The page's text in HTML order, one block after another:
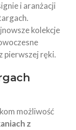
i aranżacji
kolekcje
pierwszej ręki.
możliwość
z